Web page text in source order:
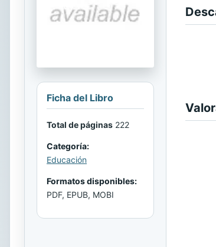
Ficha del Libro
Total de páginas 222
Categoría:
Educación
Formatos disponibles:
PDF, EPUB, MOBI